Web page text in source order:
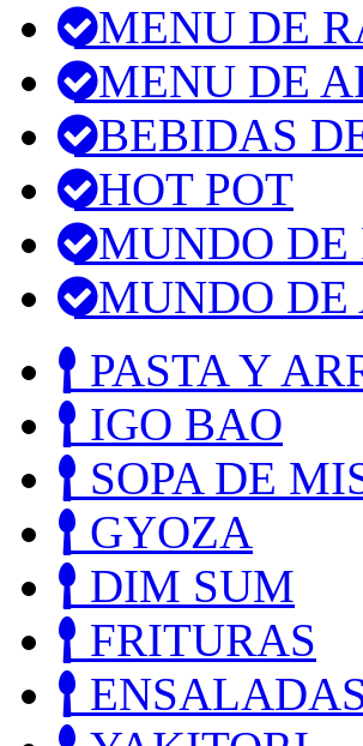
MENU DE
MENU DE
BEBIDAS
HOT POT
MUNDO DE
MUNDO DE
PASTA Y
IGO BAO
SOPA DE
GYOZA
DIM SUM
FRITURAS